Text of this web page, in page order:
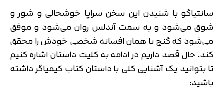
سانتیاگو با شنیدن این سخن سراپا خوشحالی و شور و
شوق می‌شود و به سمت آندلس روان می‌شود و موفق
می‌شود که گنج یا همان افسانه شخصی خودش را محقق
کند. حال قصد داریم در ادامه به کلیت داستان اشاره کنیم
تا بتوانید یک آشنایی کلی با داستان کتاب کیمیاگر داشته
باشید: